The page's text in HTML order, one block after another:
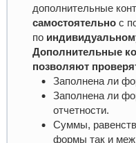
дополнительные
самостоятельно с
по
Дополнительные
позволяют
Заполнена ли
Заполнена ли
отчетности.
Суммы,
формы так и